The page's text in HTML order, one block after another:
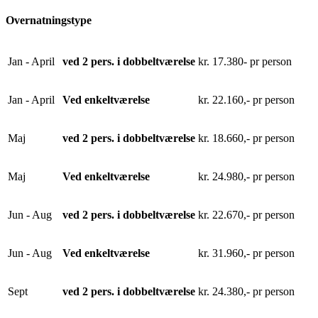
Overnatningstype
Jan - April ved 2 pers. i dobbeltværelse kr. 17.380- pr person
Jan - April Ved enkeltværelse kr. 22.160,- pr person
Maj ved 2 pers. i dobbeltværelse kr. 18.660,- pr person
Maj Ved enkeltværelse kr. 24.980,- pr person
Jun - Aug ved 2 pers. i dobbeltværelse kr. 22.670,- pr person
Jun - Aug Ved enkeltværelse kr. 31.960,- pr person
Sept ved 2 pers. i dobbeltværelse kr. 24.380,- pr person